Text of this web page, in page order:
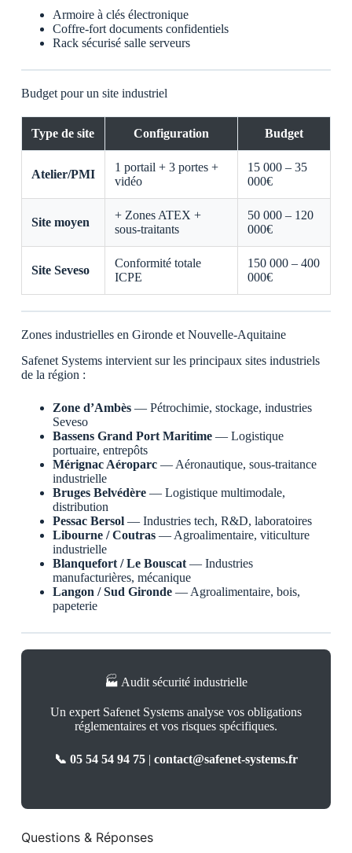
Armoire à clés électronique
Coffre-fort documents confidentiels
Rack sécurisé salle serveurs
Budget pour un site industriel
Type de site Configuration Budget
Atelier/PMI
1 portail + 3 portes +
vidéo
15 000 – 35
000€
Site moyen
+ Zones ATEX +
sous-traitants
50 000 – 120
000€
Site Seveso
Conformité totale
ICPE
150 000 – 400
000€
Zones industrielles en Gironde et Nouvelle-Aquitaine
Safenet Systems intervient sur les principaux sites industriels
de la région :
Zone d’Ambès— Pétrochimie, stockage, industries
Seveso
Bassens Grand Port Maritime— Logistique
portuaire, entrepôts
Mérignac Aéroparc— Aéronautique, sous-traitance
industrielle
Bruges Belvédère— Logistique multimodale,
distribution
Pessac Bersol— Industries tech, R&D, laboratoires
Libourne / Coutras— Agroalimentaire, viticulture
industrielle
Blanquefort / Le Bouscat— Industries
manufacturières, mécanique
Langon / Sud Gironde— Agroalimentaire, bois,
papeterie
🏭 Audit sécurité industrielle
Un expert Safenet Systems analyse vos obligations
réglementaires et vos risques spécifiques.
📞 05 54 54 94 75| contact@safenet-systems.fr
Questions & Réponses